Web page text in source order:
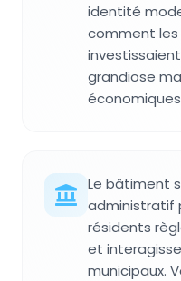
identité
comment
grandiose
Le bâtiment
administratif
résidents
et
municipaux.